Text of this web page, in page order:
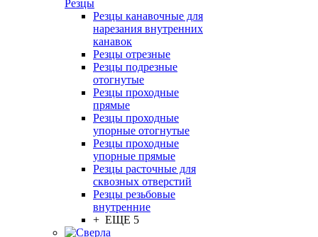
Резцы
Резцы канавочные для
нарезания внутренних
канавок
Резцы отрезные
Резцы подрезные
отогнутые
Резцы проходные
прямые
Резцы проходные
упорные отогнутые
Резцы проходные
упорные прямые
Резцы расточные для
сквозных отверстий
Резцы резьбовые
внутренние
+ ЕЩЕ 5